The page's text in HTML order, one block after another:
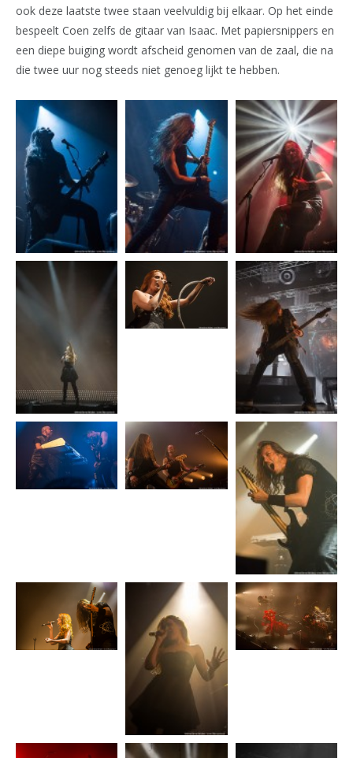
ook deze laatste twee staan veelvuldig bij elkaar. Op het einde
bespeelt Coen zelfs de gitaar van Isaac. Met papiersnippers en
een diepe buiging wordt afscheid genomen van de zaal, die na
die twee uur nog steeds niet genoeg lijkt te hebben.